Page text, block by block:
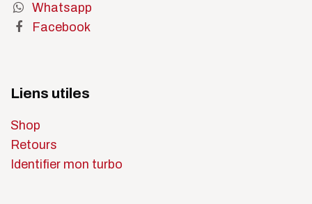
Whatsapp
Facebook
Liens utiles
Shop
Retours
Identifier mon turbo